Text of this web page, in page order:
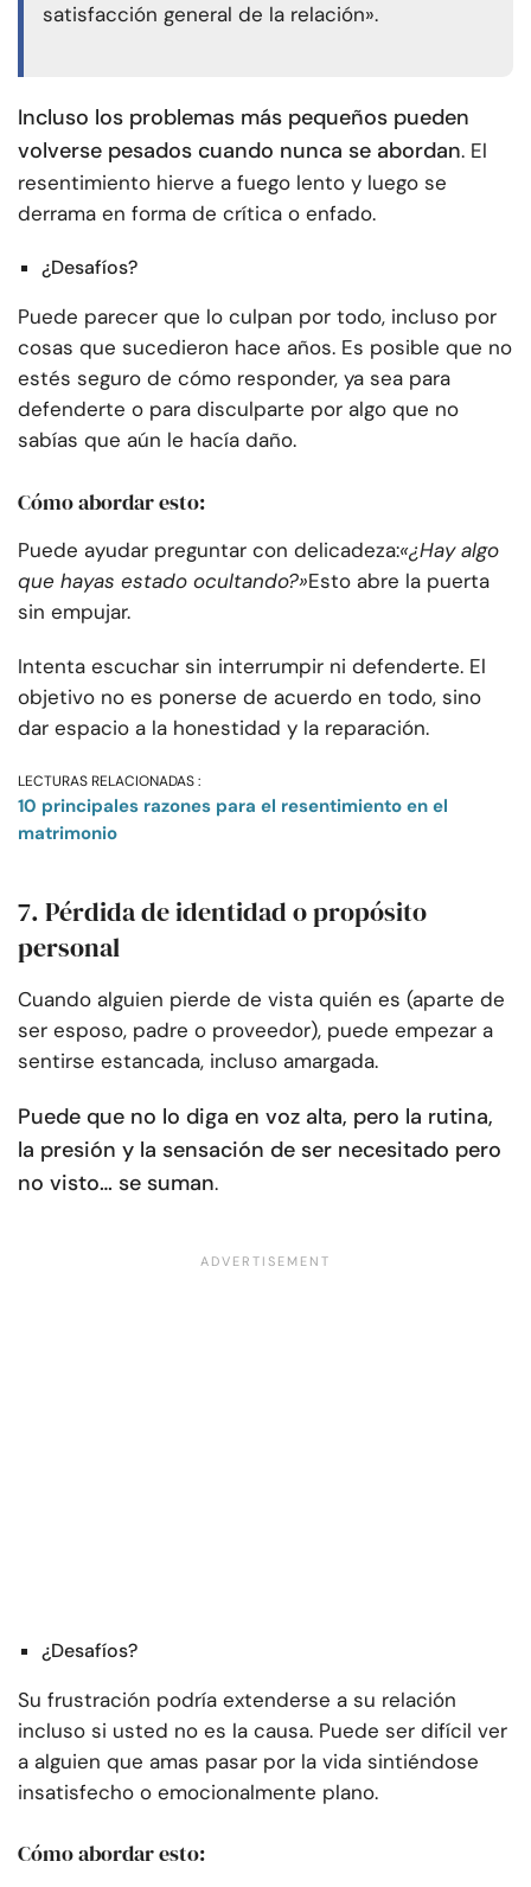
satisfacción general de la relación».
Incluso los problemas más pequeños pueden
volverse pesados cuando nunca se abordan. El
resentimiento hierve a fuego lento y luego se
derrama en forma de crítica o enfado.
¿Desafíos?
Puede parecer que lo culpan por todo, incluso por
cosas que sucedieron hace años. Es posible que no
estés seguro de cómo responder, ya sea para
defenderte o para disculparte por algo que no
sabías que aún le hacía daño.
Cómo abordar esto:
Puede ayudar preguntar con delicadeza:«¿Hay algo
que hayas estado ocultando?»Esto abre la puerta
sin empujar.
Intenta escuchar sin interrumpir ni defenderte. El
objetivo no es ponerse de acuerdo en todo, sino
dar espacio a la honestidad y la reparación.
LECTURAS RELACIONADAS :
10 principales razones para el resentimiento en el
matrimonio
7. Pérdida de identidad o propósito
personal
Cuando alguien pierde de vista quién es (aparte de
ser esposo, padre o proveedor), puede empezar a
sentirse estancada, incluso amargada.
Puede que no lo diga en voz alta, pero la rutina,
la presión y la sensación de ser necesitado pero
no visto… se suman.
¿Desafíos?
Su frustración podría extenderse a su relación
incluso si usted no es la causa. Puede ser difícil ver
a alguien que amas pasar por la vida sintiéndose
insatisfecho o emocionalmente plano.
Cómo abordar esto: